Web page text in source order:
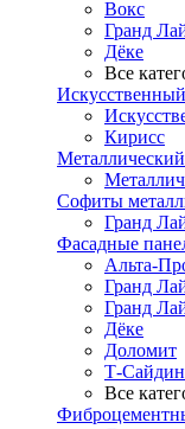
Вокс
Гранд
Дёке
Все
Кирисс
Софиты
Гранд
Фасадные
Альта-
Гранд
Гранд
Дёке
Доломит
Т-
Все